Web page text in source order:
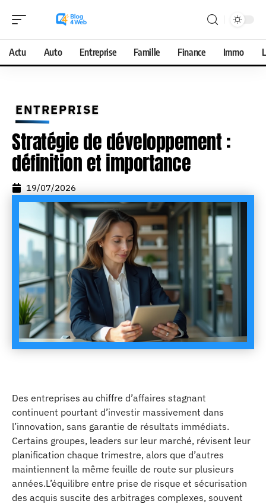
Actu Auto Entreprise Famille Finance Immo
ENTREPRISE
Stratégie de développement :
définition et importance
19/07/2026
Des entreprises au chiffre d’affaires stagnant
continuent pourtant d’investir massivement dans
l’innovation, sans garantie de résultats immédiats.
Certains groupes, leaders sur leur marché, révisent leur
planification chaque trimestre, alors que d’autres
maintiennent la même feuille de route sur plusieurs
années.L’équilibre entre prise de risque et sécurisation
des acquis suscite des arbitrages complexes, souvent